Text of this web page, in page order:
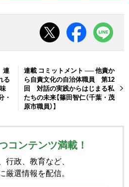
連
る
・
連載 コミットメント ── 他責か
ら自責文化の自治体職員 第12
回 対話の実践からはじまる私
たちの未来【篠田智仁（千葉・茂
原市職員）】
コンテンツ満載！
行政、教育など、
厳選情報を配信。